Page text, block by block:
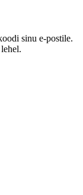
sinu e-postile.